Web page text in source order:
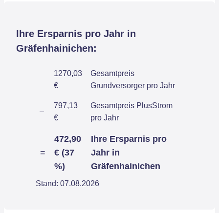
Ihre Ersparnis pro Jahr in
Gräfenhainichen:
1270,03
€
Gesamtpreis
Grundversorger pro Jahr
–
797,13
€
Gesamtpreis PlusStrom
pro Jahr
=
472,90
€ (37
%)
Ihre Ersparnis pro
Jahr in
Gräfenhainichen
Stand: 07.08.2026